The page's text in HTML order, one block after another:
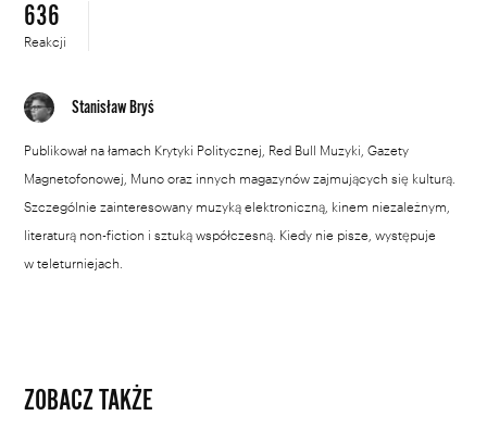
636
Reakcji
Stanisław Bryś
Publikował na łamach Krytyki Politycznej, Red Bull Muzyki, Gazety
Magnetofonowej, Muno oraz innych magazynów zajmujących się kulturą.
Szczególnie zainteresowany muzyką elektroniczną, kinem niezależnym,
literaturą non-fiction i sztuką współczesną. Kiedy nie pisze, występuje
w teleturniejach.
ZOBACZ TAKŻE